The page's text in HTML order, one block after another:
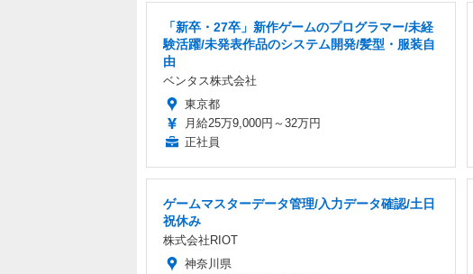
「新卒・27卒」新作ゲームのプログラマー/未経
験活躍/未発表作品のシステム開発/髪型・服装自
由
ベンタス株式会社
東京都
月給25万9,000円～32万円
正社員
ゲームマスターデータ管理/入力データ確認/土日
祝休み
株式会社RIOT
神奈川県